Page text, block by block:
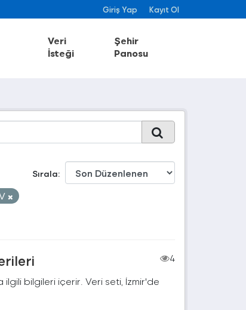
Giriş Yap Kayıt Ol
Veri
İsteği
Şehir
Panosu
Sırala
4
ilgili bilgileri içerir. Veri seti, İzmir'de